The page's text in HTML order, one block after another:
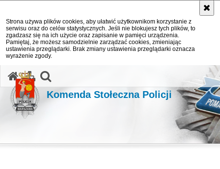
Strona używa plików cookies, aby ułatwić użytkownikom korzystanie z
serwisu oraz do celów statystycznych. Jeśli nie blokujesz tych plików, to
zgadzasz się na ich użycie oraz zapisanie w pamięci urządzenia.
Pamiętaj, że możesz samodzielnie zarządzać cookies, zmieniając
ustawienia przeglądarki. Brak zmiany ustawienia przeglądarki oznacza
wyrażenie zgody.
Komenda Stołeczna Policji